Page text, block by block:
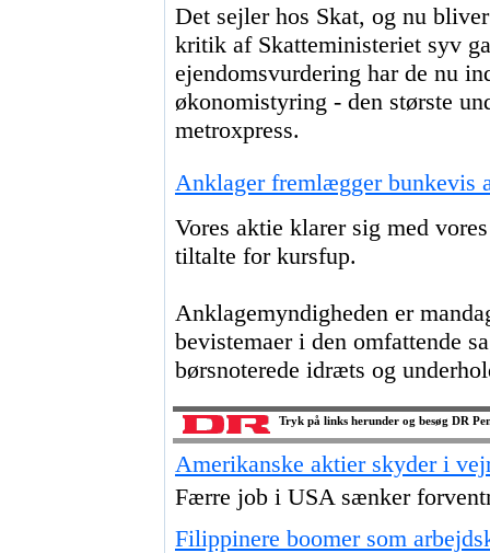
Det sejler hos Skat, og nu
kritik af Skatteministeriet syv
ejendomsvurdering har de nu
økonomistyring - den største
metroxpress.
Anklager fremlægger bunkevis
Vores aktie klarer sig med
tiltalte for kursfup.
Anklagemyndigheden er
bevistemaer i den omfattende
børsnoterede idræts og
Tryk på links herunder og besøg DR
Amerikanske aktier skyder i
Færre job i USA sænker
Filippinere boomer som